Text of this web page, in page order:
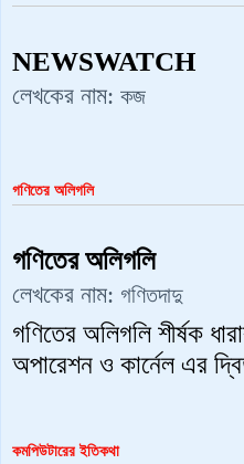
NEWSWATCH
লেখকের নাম: কজ
গণিতের অলিগলি
গণিতের অলিগলি
লেখকের নাম: গণিতদাদু
গণিতের অলিগলি শীর্ষক
অপারেশন ও কার্নেল এর
কমপিউটারের ইতিকথা